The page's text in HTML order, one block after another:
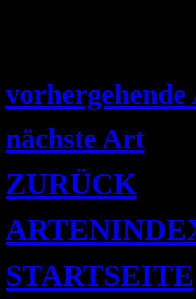
nächste Art
ZURÜCK
STARTSEITE